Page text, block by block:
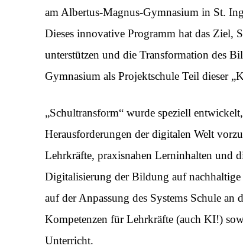
am Albertus-Magnus-Gymnasium in St.
Dieses innovative Programm hat das Ziel,
unterstützen und die Transformation des
Gymnasium als Projektschule Teil dieser
„Schultransform“ wurde speziell
Herausforderungen der digitalen Welt
Lehrkräfte, praxisnahen Lerninhalten und
Digitalisierung der Bildung auf
auf der Anpassung des Systems Schule
Kompetenzen für Lehrkräfte (auch KI!)
Unterricht.